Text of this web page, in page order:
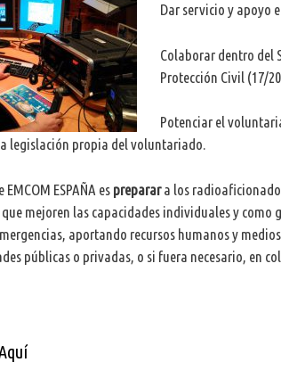
Dar servicio y apoyo
Colaborar dentro del
Protección Civil (17/
Potenciar el
legislación propia del voluntariado.
ESPAÑA es preparara los
mejoren las capacidades individuales y
aportando recursos humanos y
públicas o privadas, o si fuera necesario, en